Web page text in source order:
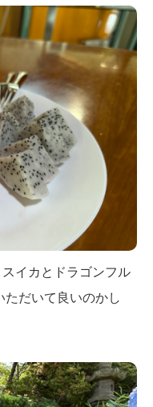
イカとドラゴンフル
ただいて良いのかし